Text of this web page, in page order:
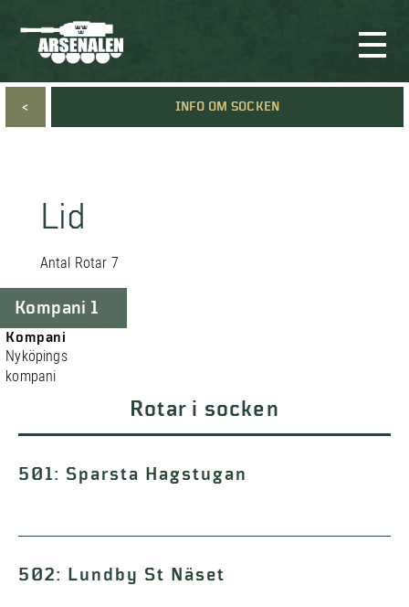
< INFO OM SOCKEN
Lid
Antal Rotar 7
Kompani 1
Kompani
Nyköpings
kompani
Rotar i socken
501: Sparsta Hagstugan
502: Lundby St Näset